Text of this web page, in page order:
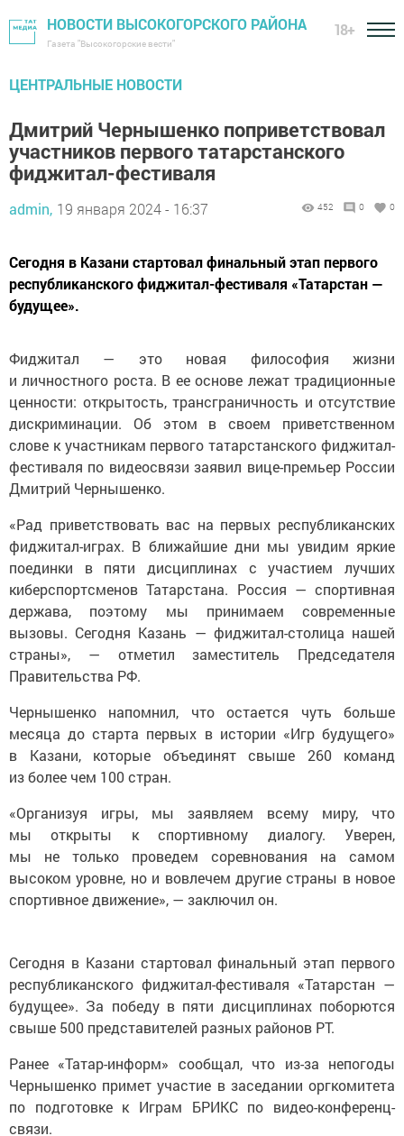
НОВОСТИ ВЫСОКОГОРСКОГО РАЙОНА
Газета "Высокогорские вести"
18+
ЦЕНТРАЛЬНЫЕ НОВОСТИ
Дмитрий Чернышенко поприветствовал
участников первого татарстанского
фиджитал-фестиваля
admin, 19 января 2024 - 16:37 452 0 0
Сегодня в Казани стартовал финальный этап первого
республиканского фиджитал-фестиваля «Татарстан —
будущее».
Фиджитал — это новая философия жизни
и личностного роста. В ее основе лежат традиционные
ценности: открытость, трансграничность и отсутствие
дискриминации. Об этом в своем приветственном
слове к участникам первого татарстанского фиджитал-
фестиваля по видеосвязи заявил вице-премьер России
Дмитрий Чернышенко.
«Рад приветствовать вас на первых республиканских
фиджитал-играх. В ближайшие дни мы увидим яркие
поединки в пяти дисциплинах с участием лучших
киберспортсменов Татарстана. Россия — спортивная
держава, поэтому мы принимаем современные
вызовы. Сегодня Казань — фиджитал-столица нашей
страны», — отметил заместитель Председателя
Правительства РФ.
Чернышенко напомнил, что остается чуть больше
месяца до старта первых в истории «Игр будущего»
в Казани, которые объединят свыше 260 команд
из более чем 100 стран.
«Организуя игры, мы заявляем всему миру, что
мы открыты к спортивному диалогу. Уверен,
мы не только проведем соревнования на самом
высоком уровне, но и вовлечем другие страны в новое
спортивное движение», — заключил он.
Сегодня в Казани стартовал финальный этап первого
республиканского фиджитал-фестиваля «Татарстан —
будущее». За победу в пяти дисциплинах поборются
свыше 500 представителей разных районов РТ.
Ранее «Татар-информ» сообщал, что из-за непогоды
Чернышенко примет участие в заседании оргкомитета
по подготовке к Играм БРИКС по видео-конференц-
связи.